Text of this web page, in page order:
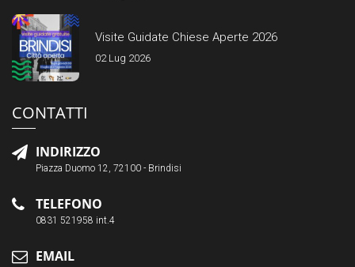
Visite Guidate Chiese Aperte 2026
02 Lug 2026
CONTATTI
INDIRIZZO
Piazza Duomo 12, 72100 - Brindisi
TELEFONO
0831 521958 int.4
EMAIL